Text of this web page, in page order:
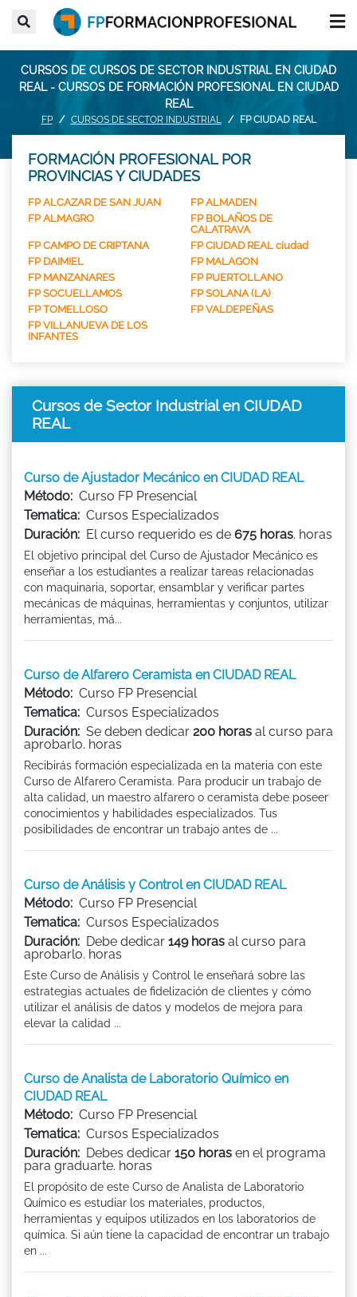
CURSOS DE CURSOS DE SECTOR INDUSTRIAL EN CIUDAD
REAL - CURSOS DE FORMACIÓN PROFESIONAL EN CIUDAD
REAL
FP CURSOS DE SECTOR INDUSTRIAL FP CIUDAD REAL
FORMACIÓN PROFESIONAL POR
PROVINCIAS Y CIUDADES
FP ALCAZAR DE SAN JUAN
FP ALMADEN
FP ALMAGRO
FP BOLAÑOS DE
CALATRAVA
FP CAMPO DE CRIPTANA
FP CIUDAD REAL ciudad
FP DAIMIEL
FP MALAGON
FP MANZANARES
FP PUERTOLLANO
FP SOCUELLAMOS
FP SOLANA (LA)
FP TOMELLOSO
FP VALDEPEÑAS
FP VILLANUEVA DE LOS
INFANTES
Cursos de Sector Industrial en CIUDAD
REAL
Curso de Ajustador Mecánico en CIUDAD REAL
Método: Curso FP Presencial
Tematica: Cursos Especializados
Duración: El curso requerido es de 675 horas. horas
El objetivo principal del Curso de Ajustador Mecánico es
enseñar a los estudiantes a realizar tareas relacionadas
con maquinaria, soportar, ensamblar y verificar partes
mecánicas de máquinas, herramientas y conjuntos, utilizar
herramientas, má...
Curso de Alfarero Ceramista en CIUDAD REAL
Método: Curso FP Presencial
Tematica: Cursos Especializados
Duración: Se deben dedicar 200 horas al curso para
aprobarlo. horas
Recibirás formación especializada en la materia con este
Curso de Alfarero Ceramista. Para producir un trabajo de
alta calidad, un maestro alfarero o ceramista debe poseer
conocimientos y habilidades especializados. Tus
posibilidades de encontrar un trabajo antes de ...
Curso de Análisis y Control en CIUDAD REAL
Método: Curso FP Presencial
Tematica: Cursos Especializados
Duración: Debe dedicar 149 horas al curso para
aprobarlo. horas
Este Curso de Análisis y Control le enseñará sobre las
estrategias actuales de fidelización de clientes y cómo
utilizar el análisis de datos y modelos de mejora para
elevar la calidad ...
Curso de Analista de Laboratorio Químico en
CIUDAD REAL
Método: Curso FP Presencial
Tematica: Cursos Especializados
Duración: Debes dedicar 150 horas en el programa
para graduarte. horas
El propósito de este Curso de Analista de Laboratorio
Químico es estudiar los materiales, productos,
herramientas y equipos utilizados en los laboratorios de
química. Si aún tiene la capacidad de encontrar un trabajo
en ...